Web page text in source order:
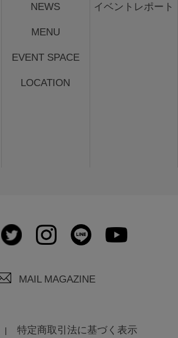
NEWS
MENU
EVENT SPACE
LOCATION
イベントレポート
MAIL MAGAZINE
特定商取引法に基づく表示